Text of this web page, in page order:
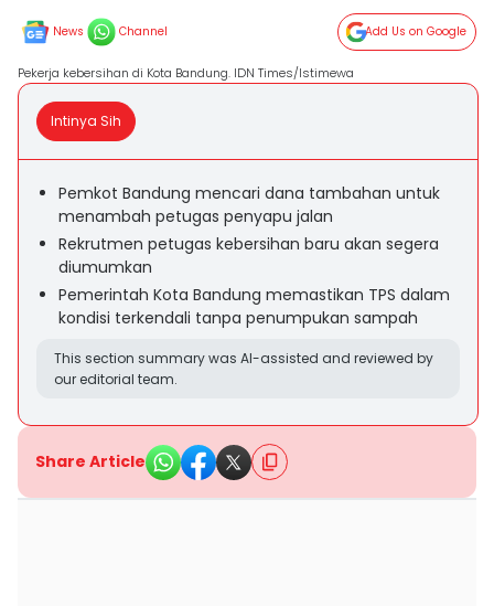
News Channel Add Us on Google
Pekerja kebersihan di Kota Bandung. IDN Times/Istimewa
Intinya Sih
Pemkot Bandung mencari dana tambahan untuk
menambah petugas penyapu jalan
Rekrutmen petugas kebersihan baru akan segera
diumumkan
Pemerintah Kota Bandung memastikan TPS dalam
kondisi terkendali tanpa penumpukan sampah
This section summary was AI-assisted and reviewed by
our editorial team.
Share Article